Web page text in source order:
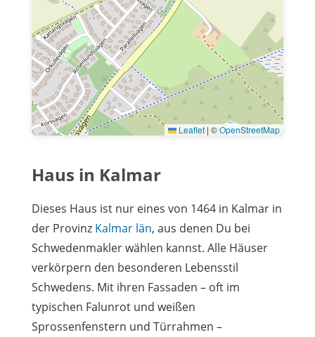
Leaflet | ©OpenStreetMap
Haus in Kalmar
Dieses Haus ist nur eines von 1464 in Kalmar in
der Provinz Kalmar län, aus denen Du bei
Schwedenmakler wählen kannst. Alle Häuser
verkörpern den besonderen Lebensstil
Schwedens. Mit ihren Fassaden – oft im
typischen Falunrot und weißen
Sprossenfenstern und Türrahmen –